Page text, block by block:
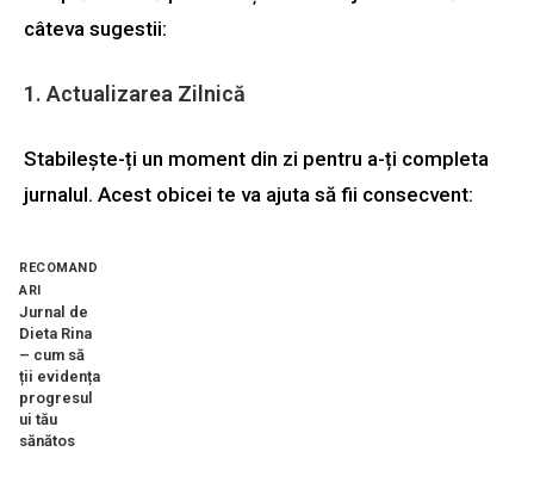
câteva sugestii:
1. Actualizarea Zilnică
Stabilește-ți un moment din zi pentru a-ți completa
jurnalul. Acest obicei te va ajuta să fii consecvent:
RECOMAND
ARI
Jurnal de
Dieta Rina
– cum să
ții evidența
progresul
ui tău
sănătos